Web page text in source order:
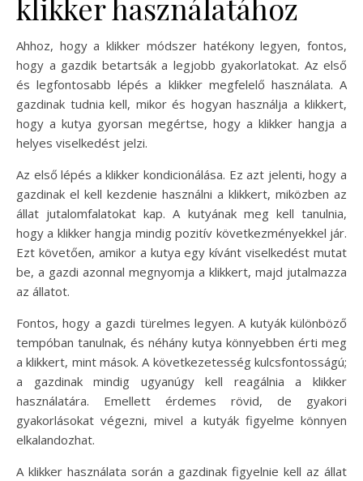
klikker használatához
Ahhoz, hogy a klikker módszer hatékony legyen, fontos,
hogy a gazdik betartsák a legjobb gyakorlatokat. Az első
és legfontosabb lépés a klikker megfelelő használata. A
gazdinak tudnia kell, mikor és hogyan használja a klikkert,
hogy a kutya gyorsan megértse, hogy a klikker hangja a
helyes viselkedést jelzi.
Az első lépés a klikker kondicionálása. Ez azt jelenti, hogy a
gazdinak el kell kezdenie használni a klikkert, miközben az
állat jutalomfalatokat kap. A kutyának meg kell tanulnia,
hogy a klikker hangja mindig pozitív következményekkel jár.
Ezt követően, amikor a kutya egy kívánt viselkedést mutat
be, a gazdi azonnal megnyomja a klikkert, majd jutalmazza
az állatot.
Fontos, hogy a gazdi türelmes legyen. A kutyák különböző
tempóban tanulnak, és néhány kutya könnyebben érti meg
a klikkert, mint mások. A következetesség kulcsfontosságú;
a gazdinak mindig ugyanúgy kell reagálnia a klikker
használatára. Emellett érdemes rövid, de gyakori
gyakorlásokat végezni, mivel a kutyák figyelme könnyen
elkalandozhat.
A klikker használata során a gazdinak figyelnie kell az állat